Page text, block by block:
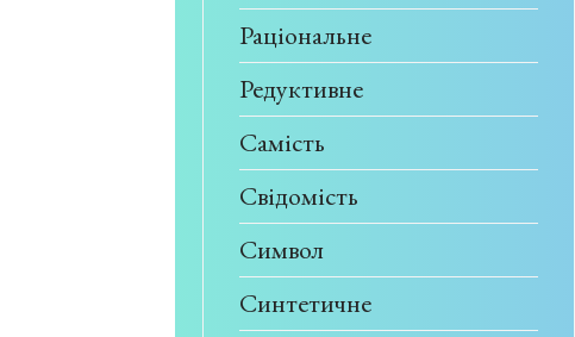
Раціональне
Редуктивне
Самість
Свідомість
Символ
Синтетичне